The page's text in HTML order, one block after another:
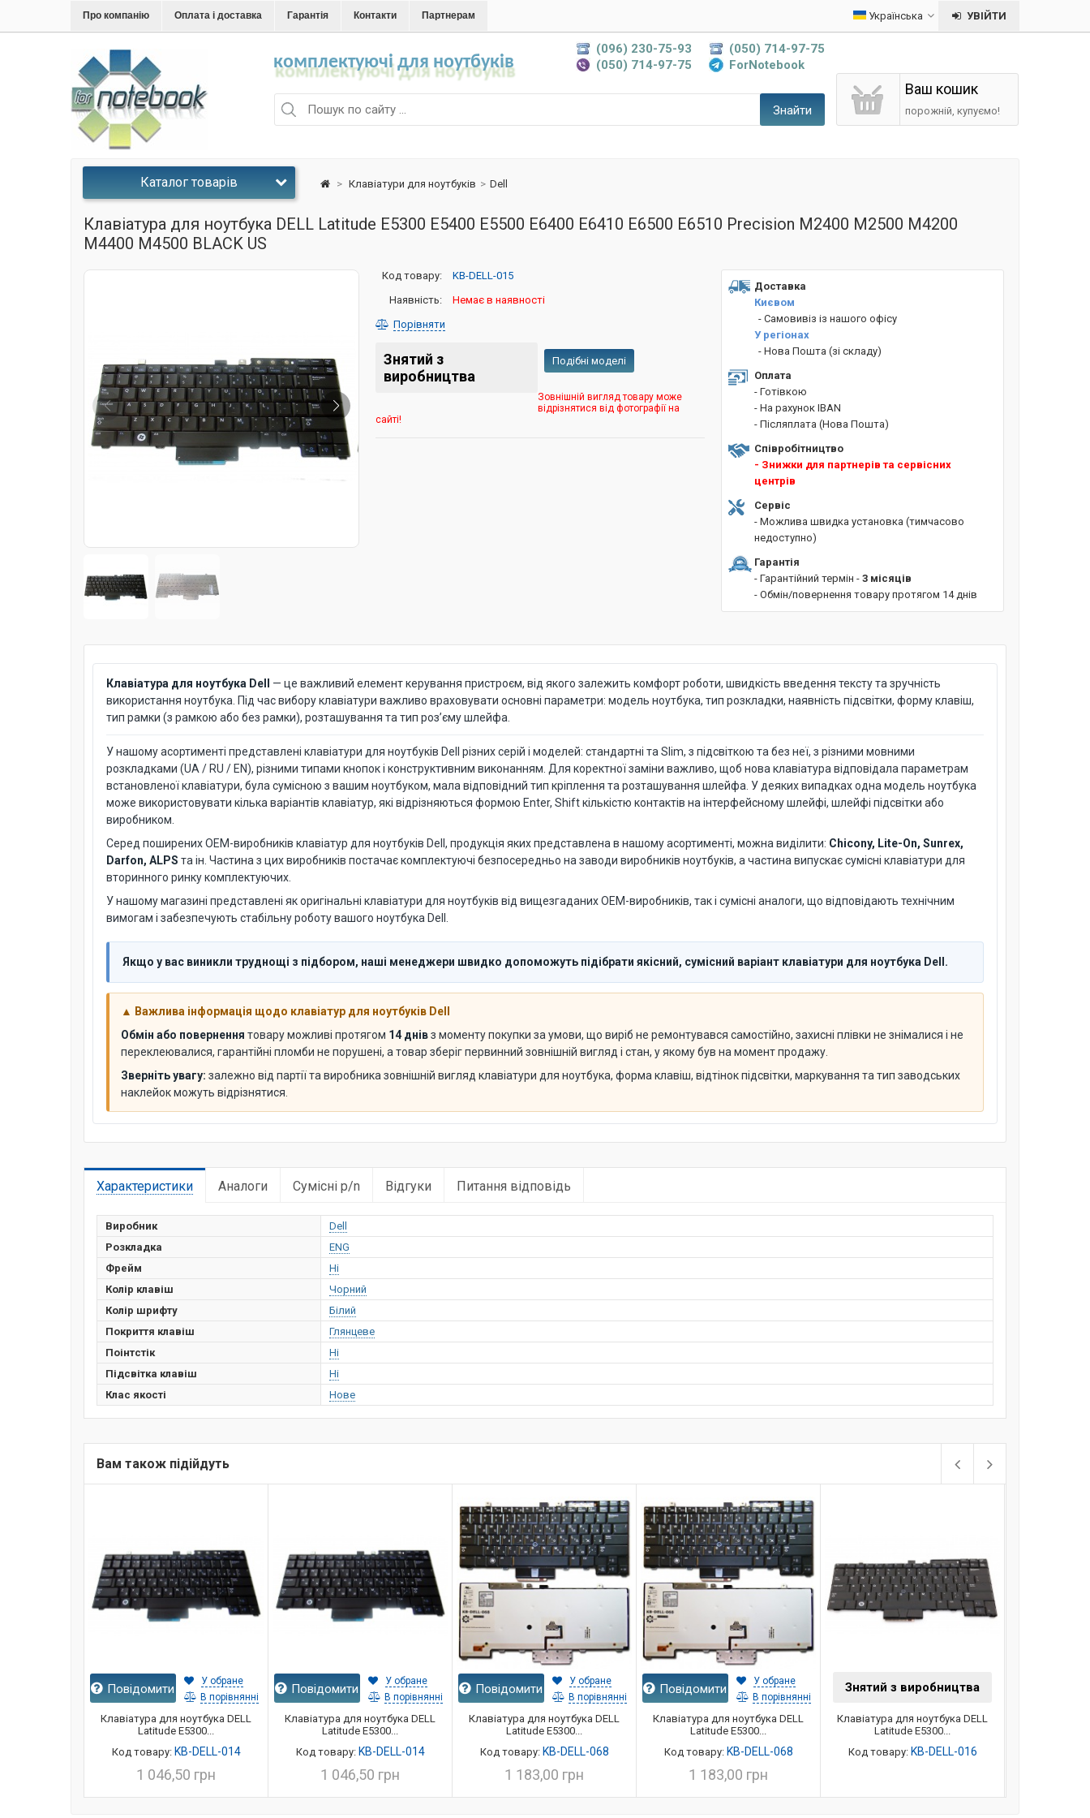
Про компанію Оплата і доставка Гарантія Контакти Партнерам Українська УВІЙТИ
Каталог товарів
Знайти
Ваш кошик
порожній, купуємо!
(096) 230-75-93
(050) 714-97-75
(050) 714-97-75
ForNotebook
комплектуючі для ноутбуків
> Клавіатури для ноутбуків > Dell
Клавіатура для ноутбука DELL Latitude E5300 E5400 E5500 E6400 E6410 E6500 E6510 Precision M2400 M2500 M4200
M4400 M4500 BLACK US
Код товару:
KB-DELL-015
Наявність:
Немає в наявності
Порівняти
Знятий з
виробництва
Подібні моделі
Зовнішній вигляд товару може
відрізнятися від фотографії на
сайті!
Доставка
Києвом
- Cамовивіз із нашого офісу
У регіонах
- Нова Пошта (зі складу)
Оплата
- Готівкою
- На рахунок IBAN
- Післяплата (Нова Пошта)
Співробітництво
- Знижки для партнерів та сервісних
центрів
Сервіс
- Можлива швидка установка (тимчасово
недоступно)
Гарантія
- Гарантійний термін -3 місяців
- Обмін/повернення товару протягом 14 днів
Клавіатура для ноутбука Dell
— це важливий елемент керування пристроєм, від якого залежить комфорт роботи, швидкість введення тексту та зручність
використання ноутбука. Під час вибору клавіатури важливо враховувати основні параметри: модель ноутбука, тип розкладки, наявність підсвітки, форму клавіш,
тип рамки (з рамкою або без рамки), розташування та тип роз’єму шлейфа.
У нашому асортименті представлені клавіатури для ноутбуків Dell різних серій і моделей: стандартні та Slim, з підсвіткою та без неї, з різними мовними
розкладками (UA / RU / EN), різними типами кнопок і конструктивним виконанням. Для коректної заміни важливо, щоб нова клавіатура відповідала параметрам
встановленої клавіатури, була сумісною з вашим ноутбуком, мала відповідний тип кріплення та розташування шлейфа. У деяких випадках одна модель ноутбука
може використовувати кілька варіантів клавіатур, які відрізняються формою Enter, Shift кількістю контактів на інтерфейсному шлейфі, шлейфі підсвітки або
виробником.
Серед поширених OEM-виробників клавіатур для ноутбуків Dell, продукція яких представлена в нашому асортименті, можна виділити: Chicony, Lite-On, Sunrex,
Darfon, ALPS та ін. Частина з цих виробників постачає комплектуючі безпосередньо на заводи виробників ноутбуків, а частина випускає сумісні клавіатури для
вторинного ринку комплектуючих.
У нашому магазині представлені як оригінальні клавіатури для ноутбуків від вищезгаданих OEM-виробників, так і сумісні аналоги, що відповідають технічним
вимогам і забезпечують стабільну роботу вашого ноутбука Dell.
Якщо у вас виникли труднощі з підбором, наші менеджери швидко допоможуть підібрати якісний, сумісний варіант клавіатури для ноутбука Dell.
▲ Важлива інформація щодо клавіатур для ноутбуків Dell
Обмін або повернення товару можливі протягом 14 днівз моменту покупки за умови, що виріб не ремонтувався самостійно, захисні плівки не знімалися і не
переклеювалися, гарантійні пломби не порушені, а товар зберіг первинний зовнішній вигляд і стан, у якому був на момент продажу.
Зверніть увагу: залежно від партії та виробника зовнішній вигляд клавіатури для ноутбука, форма клавіш, відтінок підсвітки, маркування та тип заводських
наклейок можуть відрізнятися.
Характеристики Аналоги Сумісні p/n Відгуки Питання відповідь
Виробник
Dell
Розкладка
ENG
Фрейм
Ні
Колір клавіш
Чорний
Колір шрифту
Білий
Покриття клавіш
Глянцеве
Поінтстік
Ні
Підсвітка клавіш
Ні
Клас якості
Нове
Вам також підійдуть
Повідомити
У обране
В порівнянні
Клавіатура для ноутбука DELL
Latitude E5300...
Код товару: KB-DELL-014
1 046,50 грн
Повідомити
У обране
В порівнянні
Клавіатура для ноутбука DELL
Latitude E5300...
Код товару: KB-DELL-014
1 046,50 грн
Повідомити
У обране
В порівнянні
Клавіатура для ноутбука DELL
Latitude E5300...
Код товару: KB-DELL-068
1 183,00 грн
Повідомити
У обране
В порівнянні
Клавіатура для ноутбука DELL
Latitude E5300...
Код товару: KB-DELL-068
1 183,00 грн
Знятий з виробництва
Клавіатура для ноутбука DELL
Latitude E5300...
Код товару: KB-DELL-016